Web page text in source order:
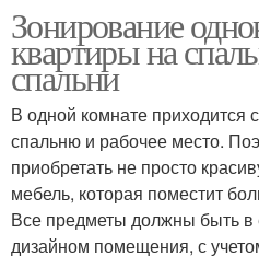
Зонирование
квартиры на
спальни
В одной комнате приходится
спальню и рабочее место.
приобретать не просто
мебель, которая поместит
Все предметы должны быть
дизайном помещения, с